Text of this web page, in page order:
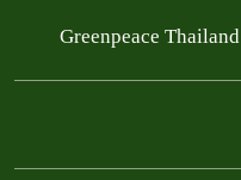
Greenpeace Thailand